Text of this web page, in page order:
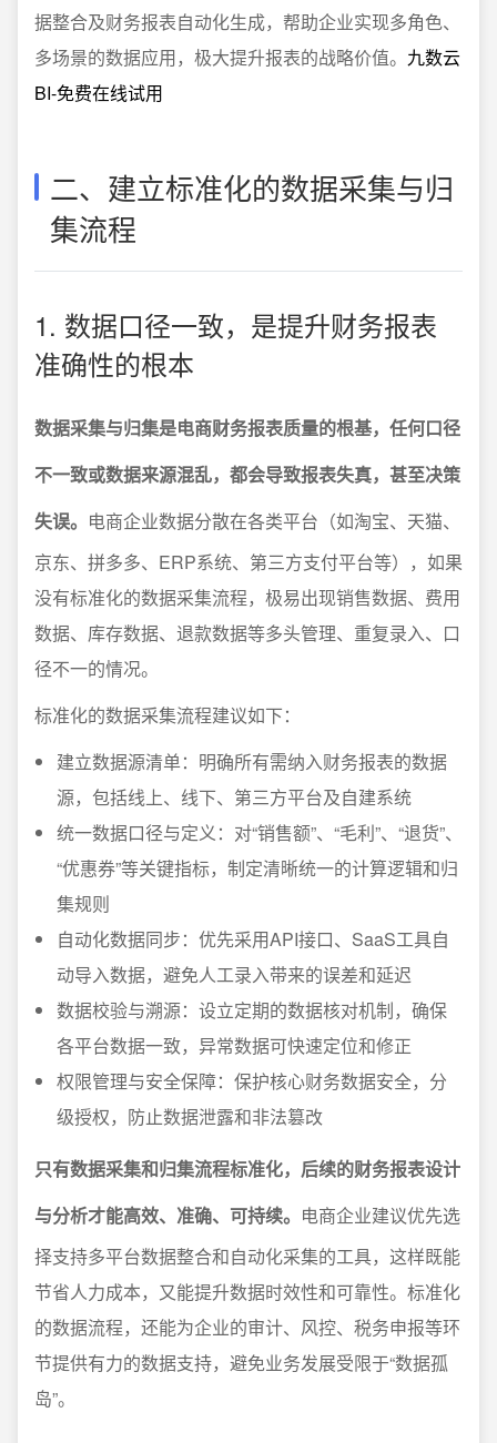
据整合及财务报表自动化生成，帮助企业实现多角色、
多场景的数据应用，极大提升报表的战略价值。 九数云
BI-免费在线试用
二、建立标准化的数据采集与归
集流程
1. 数据口径一致，是提升财务报表
准确性的根本
数据采集与归集是电商财务报表质量的根基，任何口径
不一致或数据来源混乱，都会导致报表失真，甚至决策
失误。 电商企业数据分散在各类平台（如淘宝、天猫、
京东、拼多多、ERP系统、第三方支付平台等），如果
没有标准化的数据采集流程，极易出现销售数据、费用
数据、库存数据、退款数据等多头管理、重复录入、口
径不一的情况。
标准化的数据采集流程建议如下：
建立数据源清单：明确所有需纳入财务报表的数据
源，包括线上、线下、第三方平台及自建系统
统一数据口径与定义：对“销售额”、“毛利”、“退货”、
“优惠券”等关键指标，制定清晰统一的计算逻辑和归
集规则
自动化数据同步：优先采用API接口、SaaS工具自
动导入数据，避免人工录入带来的误差和延迟
数据校验与溯源：设立定期的数据核对机制，确保
各平台数据一致，异常数据可快速定位和修正
权限管理与安全保障：保护核心财务数据安全，分
级授权，防止数据泄露和非法篡改
只有数据采集和归集流程标准化，后续的财务报表设计
与分析才能高效、准确、可持续。 电商企业建议优先选
择支持多平台数据整合和自动化采集的工具，这样既能
节省人力成本，又能提升数据时效性和可靠性。标准化
的数据流程，还能为企业的审计、风控、税务申报等环
节提供有力的数据支持，避免业务发展受限于“数据孤
岛”。